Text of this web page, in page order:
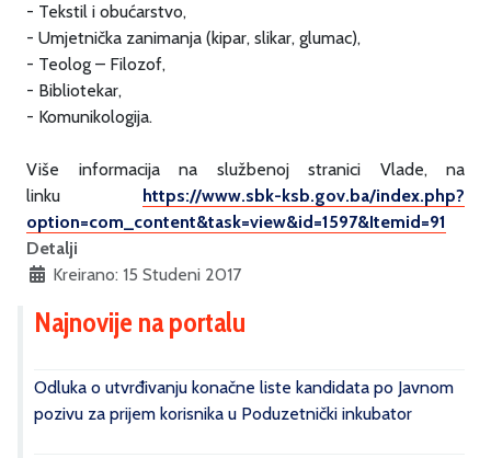
- Tekstil i obućarstvo,
- Umjetnička zanimanja (kipar, slikar, glumac),
- Teolog – Filozof,
- Bibliotekar,
- Komunikologija.
Više informacija na službenoj stranici Vlade, na
linku https://www.sbk-ksb.gov.ba/index.php?
option=com_content&task=view&id=1597&Itemid=91
Detalji
Kreirano: 15 Studeni 2017
Najnovije na portalu
Odluka o utvrđivanju konačne liste kandidata po Javnom
pozivu za prijem korisnika u Poduzetnički inkubator